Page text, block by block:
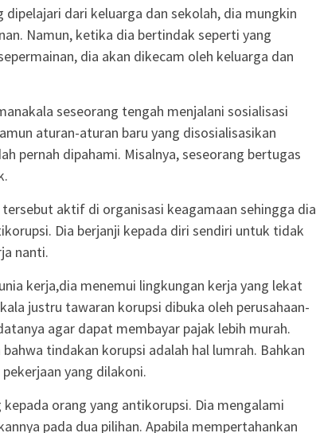
dari keluarga dan sekolah, dia mungkin
Namun, ketika dia bertindak seperti yang
dia akan dikecam oleh keluarga dan
seseorang tengah menjalani sosialisasi
aturan-aturan baru yang disosialisasikan
pernah dipahami. Misalnya, seseorang bertugas
aktif di organisasi keagamaan sehingga dia
Dia berjanji kepada diri sendiri untuk tidak
nanti.
kerja,dia menemui lingkungan kerja yang lekat
justru tawaran korupsi dibuka oleh perusahaan-
agar dapat membayar pajak lebih murah.
tindakan korupsi adalah hal lumrah. Bahkan
yang dilakoni.
orang yang antikorupsi. Dia mengalami
pada dua pilihan. Apabila mempertahankan